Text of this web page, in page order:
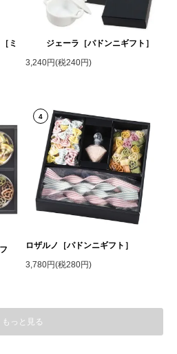
ミ
ジェーラ［パドンニギフト］
3,240円(税240円)
4
ロザルノ［パドンニギフト］
3,780円(税280円)
もっと見る